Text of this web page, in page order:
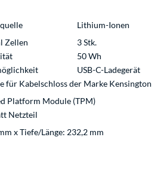
Lithium-Ionen
Zellen
3 Stk.
50 Wh
USB-C-Ladegerät
für Kabelschloss der Marke Kensington
Platform Module (TPM)
Netzteil
x Tiefe/Länge: 232,2 mm